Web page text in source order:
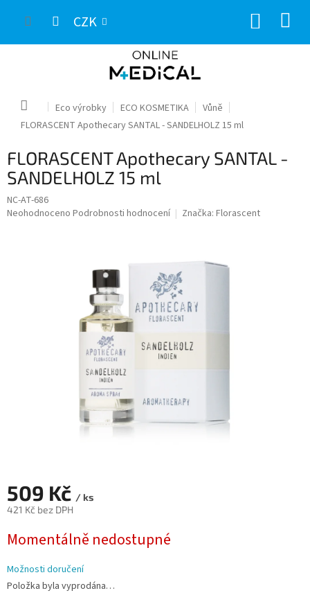
CZK
Domů Eco výrobky ECO KOSMETIKA
Vůně
FLORASCENT Apothecary SANTAL - SANDELHOLZ 15 ml
FLORASCENT Apothecary SANTAL -
SANDELHOLZ 15 ml
NC-AT-686
Průměrné
Neohodnoceno Podrobnosti hodnocení Značka: Florascent
509 Kč / ks
421 Kč bez DPH
cena:
Momentálně nedostupné
Možnosti doručení
Položka byla vyprodána…